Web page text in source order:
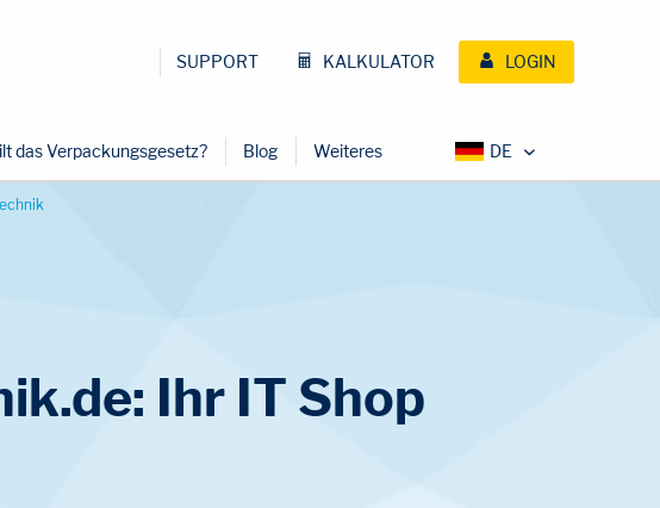
SUPPORT KALKULATOR LOGIN
das Verpackungsgesetz? Blog Weiteres
Ihr IT Shop